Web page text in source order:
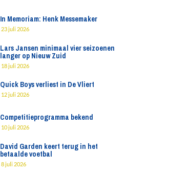
In Memoriam: Henk Messemaker
23 juli 2026
Lars Jansen minimaal vier seizoenen
langer op Nieuw Zuid
18 juli 2026
Quick Boys verliest in De Vliert
12 juli 2026
Competitieprogramma bekend
10 juli 2026
David Garden keert terug in het
betaalde voetbal
8 juli 2026